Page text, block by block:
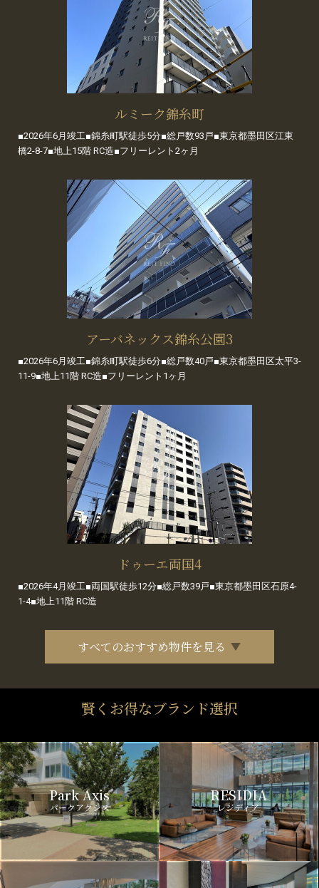
ルミーク錦糸町
■2026年6月竣工■錦糸町駅徒歩5分■総戸数93戸■東京都墨田区江東
橋2-8-7■地上15階 RC造■フリーレント2ヶ月
アーバネックス錦糸公園3
■2026年6月竣工■錦糸町駅徒歩6分■総戸数40戸■東京都墨田区太平3-
11-9■地上11階 RC造■フリーレント1ヶ月
ドゥーエ両国4
■2026年4月竣工■両国駅徒歩12分■総戸数39戸■東京都墨田区石原4-
1-4■地上11階 RC造
すべてのおすすめ物件を見る
賢くお得なブランド選択
Park Axis
パークアクシス
RESIDIA
レジディア